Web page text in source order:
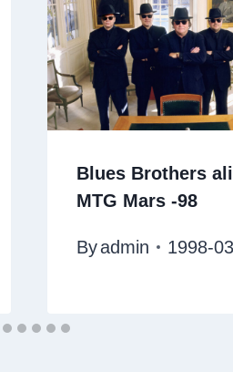
Blues Brothers
MTG Mars -98
Byadmin 1998-